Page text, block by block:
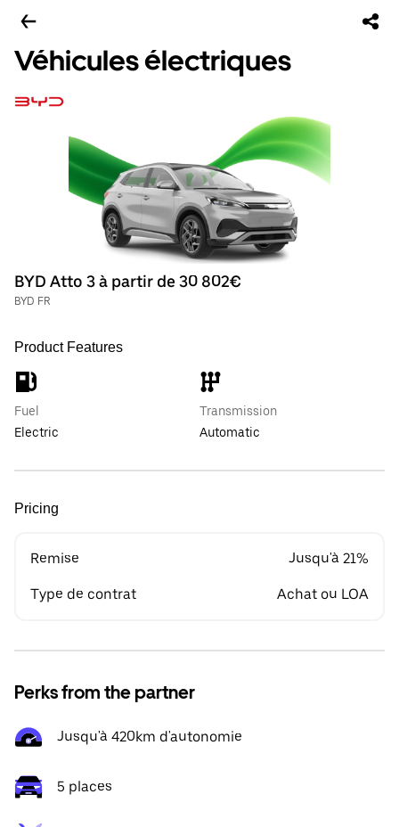
Véhicules électriques
BYD Atto 3 à partir de 30 802€
BYD FR
Product Features
Fuel
Electric
Transmission
Automatic
Pricing
Remise Jusqu'à 21%
Type de contrat Achat ou LOA
Perks from the partner
Jusqu'à 420km d'autonomie
5 places